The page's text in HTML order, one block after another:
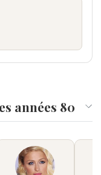
années 80